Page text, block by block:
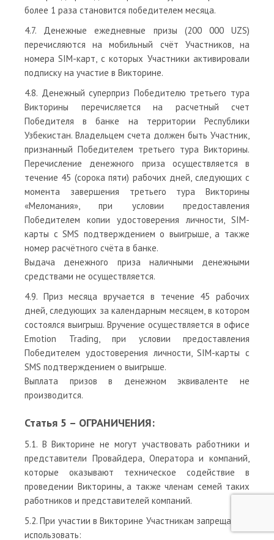
более 1 раза становится победителем месяца.
4.7. Денежные ежедневные призы (200 000 UZS)
перечисляются на мобильный счёт Участников, на
номера SIM-карт, с которых Участники активировали
подписку на участие в Викторине.
4.8. Денежный суперприз Победителю третьего тура
Викторины перечисляется на расчетный счет
Победителя в банке на территории Республики
Узбекистан. Владельцем счета должен быть Участник,
признанный Победителем третьего тура Викторины.
Перечисление денежного приза осуществляется в
течение 45 (сорока пяти) рабочих дней, следующих с
момента завершения третьего тура Викторины
«Меломания», при условии предоставления
Победителем копии удостоверения личности, SIM-
карты с SMS подтверждением о выигрыше, а также
номер расчётного счёта в банке.
Выдача денежного приза наличными денежными
средствами не осуществляется.
4.9. Приз месяца вручается в течение 45 рабочих
дней, следующих за календарным месяцем, в котором
состоялся выигрыш. Вручение осуществляется в офисе
Emotion Trading, при условии предоставления
Победителем удостоверения личности, SIM-карты с
SMS подтверждением о выигрыше.
Выплата призов в денежном эквиваленте не
производится.
Статья 5 – ОГРАНИЧЕНИЯ:
5.1. В Викторине не могут участвовать работники и
представители Провайдера, Оператора и компаний,
которые оказывают техническое содействие в
проведении Викторины, а также членам семей таких
работников и представителей компаний.
5.2. При участии в Викторине Участникам запрещается
использовать: